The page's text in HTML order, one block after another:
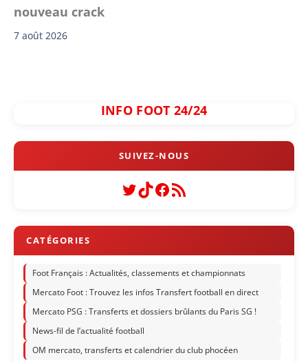
nouveau crack
7 août 2026
INFO FOOT 24/24
Twitter
TikTok
Facebook
Flux RSS
Foot Français : Actualités, classements et championnats
Mercato Foot : Trouvez les infos Transfert football en direct
Mercato PSG : Transferts et dossiers brûlants du Paris SG !
News-fil de l’actualité football
OM mercato, transferts et calendrier du club phocéen